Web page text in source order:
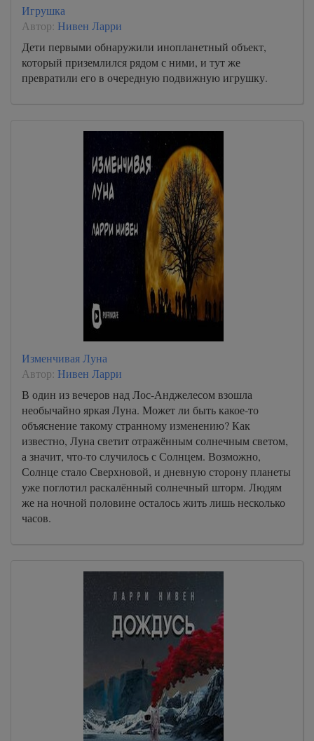
Игрушка
Автор: Нивен Ларри
Дети первыми обнаружили инопланетный объект,
который приземлился рядом с ними, и тут же
превратили его в очередную подвижную игрушку.
Изменчивая Луна
Автор: Нивен Ларри
В один из вечеров над Лос-Анджелесом взошла
необычайно яркая Луна. Может ли быть какое-то
объяснение такому странному изменению? Как
известно, Луна светит отражённым солнечным светом,
а значит, что-то случилось с Солнцем. Возможно,
Солнце стало Сверхновой, и дневную сторону планеты
уже поглотил раскалённый солнечный шторм. Людям
же на ночной половине осталось жить лишь несколько
часов.